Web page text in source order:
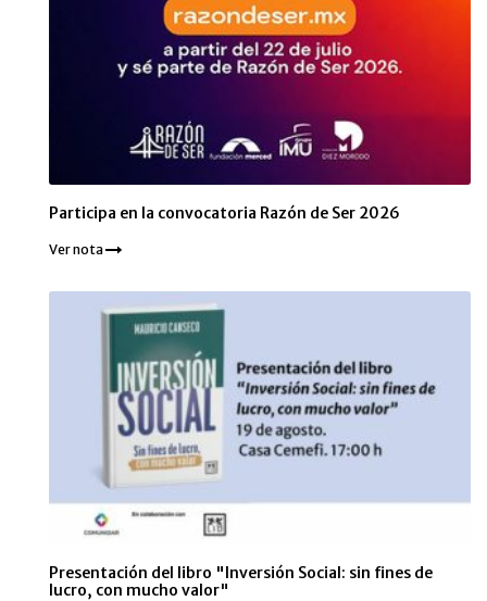
Participa en la convocatoria Razón de Ser 2026
Ver nota
Presentación del libro "Inversión Social: sin fines de
lucro, con mucho valor"